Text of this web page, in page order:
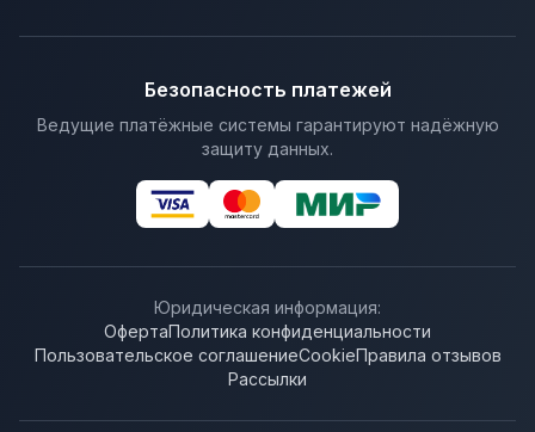
Безопасность платежей
Ведущие платёжные системы гарантируют надёжную
защиту данных.
Юридическая информация:
ОфертаПолитика конфиденциальности
Пользовательское соглашениеCookieПравила отзывов
Рассылки